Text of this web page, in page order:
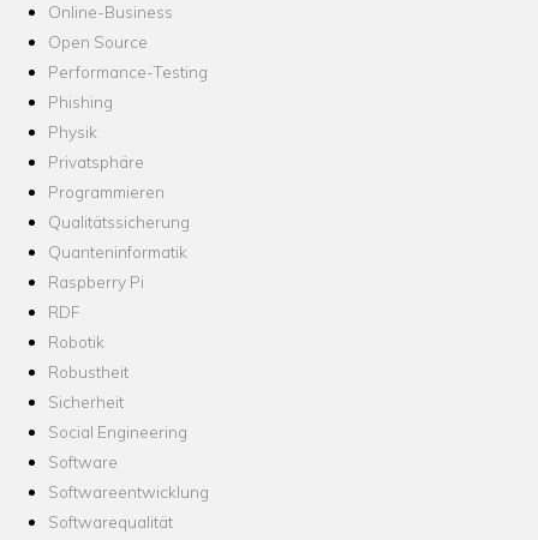
Online-Business
Open Source
Performance-Testing
Phishing
Physik
Privatsphäre
Programmieren
Qualitätssicherung
Quanteninformatik
Raspberry Pi
RDF
Robotik
Robustheit
Sicherheit
Social Engineering
Software
Softwareentwicklung
Softwarequalität